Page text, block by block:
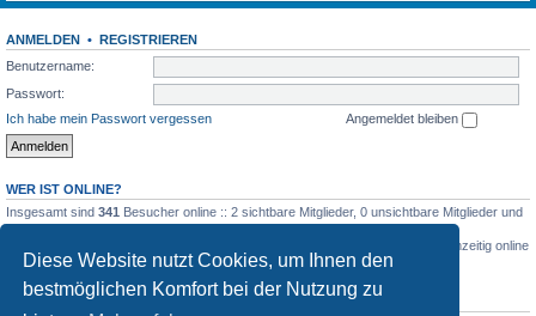
Diese Website nutzt Cookies, um Ihnen den
bestmöglichen Komfort bei der Nutzung zu
ANMELDEN • REGISTRIEREN
Benutzername:
Passwort:
Ich habe mein Passwort vergessen
Angemeldet bleiben
WER IST ONLINE?
Insgesamt sind 341 Besucher online :: 2 sichtbare Mitglieder, 0 unsichtbare Mitglieder und
339 Gäste (basierend auf den aktiven Besuchern der letzten 5 Minuten)
Besuchern, die am 03.03.2026, 04:26 gleichzeitig online
waren.